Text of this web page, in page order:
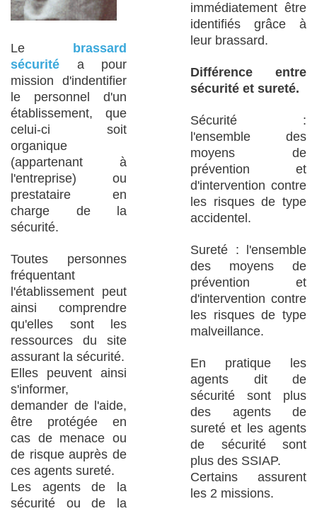
Le brassard
sécurité a pour
mission d'indentifier
le personnel d'un
établissement, que
celui-ci soit
organique
(appartenant à
l'entreprise) ou
prestataire en
charge de la
sécurité.
Toutes personnes
fréquentant
l'établissement peut
ainsi comprendre
qu'elles sont les
ressources du site
assurant la sécurité.
Elles peuvent ainsi
s'informer,
demander de l'aide,
être protégée en
cas de menace ou
de risque auprès de
ces agents sureté.
Les agents de la
sécurité ou de la
immédiatement être
identifiés grâce à
leur brassard.
Différence entre
sécurité et sureté.
Sécurité :
l'ensemble des
moyens de
prévention et
d'intervention contre
les risques de type
accidentel.
Sureté : l'ensemble
des moyens de
prévention et
d'intervention contre
les risques de type
malveillance.
En pratique les
agents dit de
sécurité sont plus
des agents de
sureté et les agents
de sécurité sont
plus des SSIAP.
Certains assurent
les 2 missions.